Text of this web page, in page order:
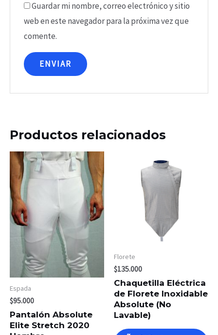
Guardar mi nombre, correo electrónico y sitio
web en este navegador para la próxima vez que
comente.
Productos relacionados
Espada
$95.000
Pantalón Absolute
Elite Stretch 2020
Florete
$135.000
Chaquetilla Eléctrica
de Florete Inoxidable
Absolute (No
Lavable)